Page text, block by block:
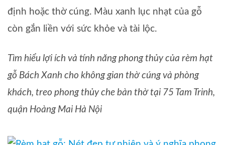
định hoặc thờ cúng. Màu xanh lục nhạt của gỗ
còn gắn liền với sức khỏe và tài lộc.
Tìm hiểu lợi ích và tính năng phong thủy của rèm hạt
gỗ Bách Xanh cho không gian thờ cúng và phòng
khách, treo phong thủy che bàn thờ tại 75 Tam Trinh,
quận Hoàng Mai Hà Nội